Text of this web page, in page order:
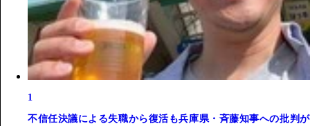
1
不信任決議による失職から復活も兵庫県・斉藤知事への批判が